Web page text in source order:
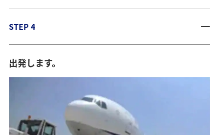
STEP 4
出発します。